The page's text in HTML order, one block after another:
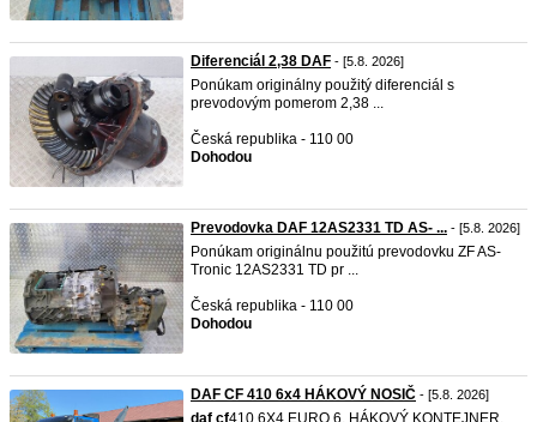
Diferenciál 2,38 DAF - [5.8. 2026]
Ponúkam originálny použitý diferenciál s
prevodovým pomerom 2,38 ...
Česká republika - 110 00
Dohodou
Prevodovka DAF 12AS2331 TD AS- ... - [5.8. 2026]
Ponúkam originálnu použitú prevodovku ZF AS-
Tronic 12AS2331 TD pr ...
Česká republika - 110 00
Dohodou
DAF CF 410 6x4 HÁKOVÝ NOSIČ - [5.8. 2026]
daf cf410 6X4 EURO 6,​ HÁKOVÝ KONTEJNER,​